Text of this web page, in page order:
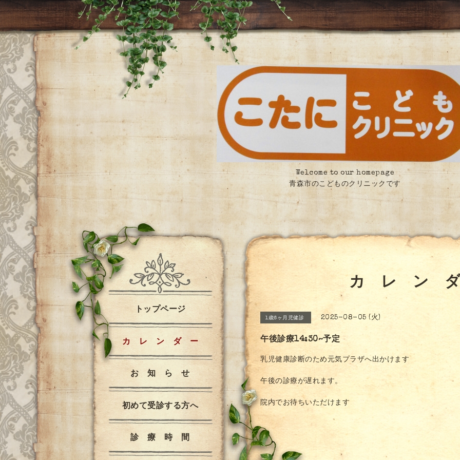
Welcome to our homepage
青森市のこどものクリニックです
カ レ ン
1歳6ヶ月児健診 2025-08-05 (火)
午後診療14:30~予定
乳児健康診断のため元気プラザへ出かけます
午後の診療が遅れます。
院内でお待ちいただけます
トップページ
カ レ ン ダ ー
お 知 ら せ
初めて受診する方へ
診 療 時 間